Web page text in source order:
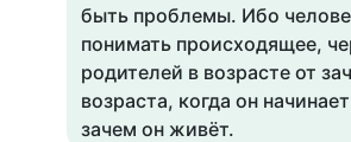
быть проблемы. Ибо
понимать происходящее,
родителей в возрасте от
возраста, когда он
зачем он живёт.